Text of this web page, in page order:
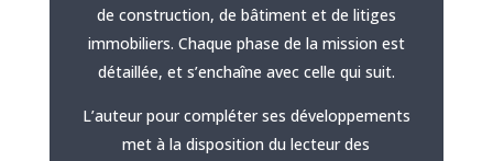
de construction, de bâtiment et de litiges
immobiliers. Chaque phase de la mission est
détaillée, et s’enchaîne avec celle qui suit.
L’auteur pour compléter ses développements
met à la disposition du lecteur des